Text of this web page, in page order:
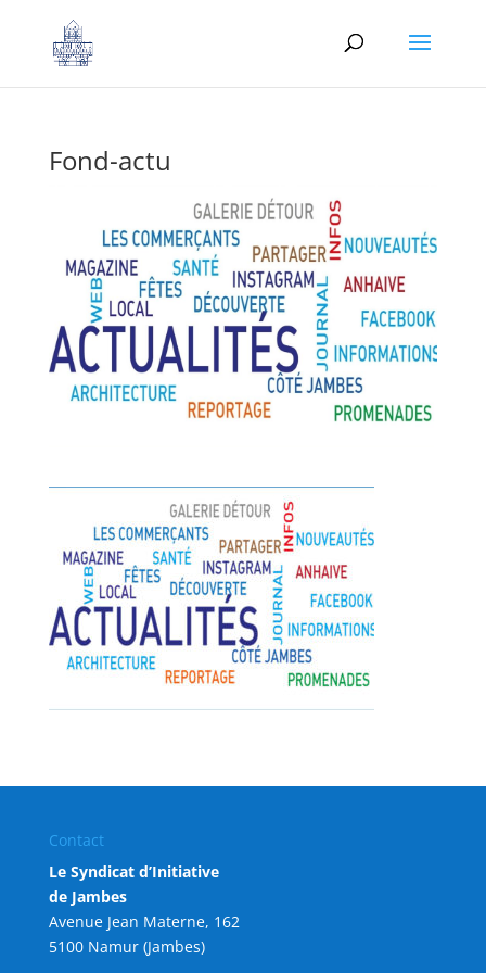
Fond-actu
Contact
Le Syndicat d’Initiative
de Jambes
Avenue Jean Materne, 162
5100 Namur (Jambes)